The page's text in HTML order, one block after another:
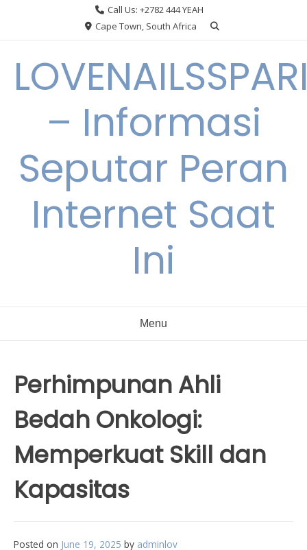
Call Us: +2782 444 YEAH
Cape Town, South Africa
– Informasi
Seputar Peran
Internet Saat
Ini
Menu
Perhimpunan Ahli
Bedah Onkologi:
Memperkuat Skill dan
Kapasitas
Posted on June 19, 2025 by adminlov